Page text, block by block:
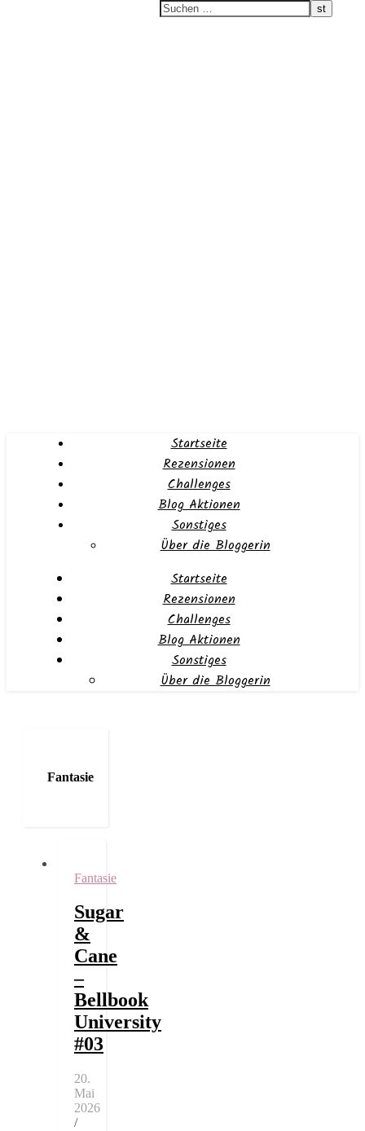
Startseite
Rezensionen
Challenges
Blog Aktionen
Sonstiges
Über die Bloggerin
Startseite
Rezensionen
Challenges
Blog Aktionen
Sonstiges
Über die Bloggerin
Fantasie
Fantasie
Sugar
&
Cane
–
Bellbook
University
#03
20.
Mai
2026
/